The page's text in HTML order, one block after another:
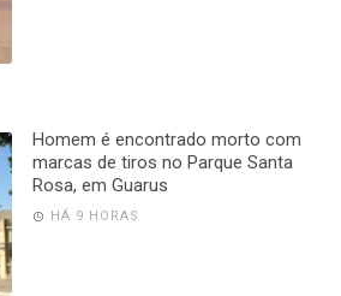
Homem é encontrado morto com
marcas de tiros no Parque Santa
Rosa, em Guarus
HÁ 9 HORAS